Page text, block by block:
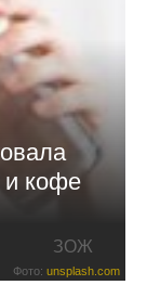
и кофе
ЗОЖ
Фото: unsplash.com